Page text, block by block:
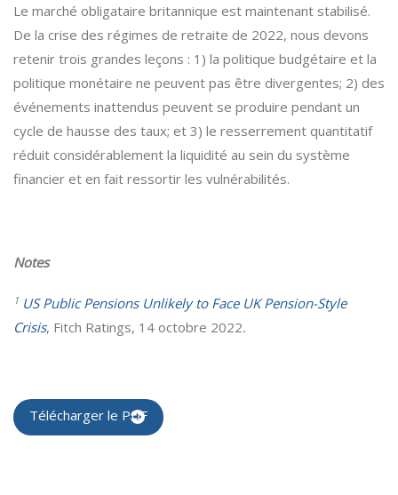
Le marché obligataire britannique est maintenant stabilisé.
De la crise des régimes de retraite de 2022, nous devons
retenir trois grandes leçons : 1) la politique budgétaire et la
politique monétaire ne peuvent pas être divergentes; 2) des
événements inattendus peuvent se produire pendant un
cycle de hausse des taux; et 3) le resserrement quantitatif
réduit considérablement la liquidité au sein du système
financier et en fait ressortir les vulnérabilités.
Notes
1 US Public Pensions Unlikely to Face UK Pension-Style
Crisis, Fitch Ratings, 14 octobre 2022.
Télécharger le PDF